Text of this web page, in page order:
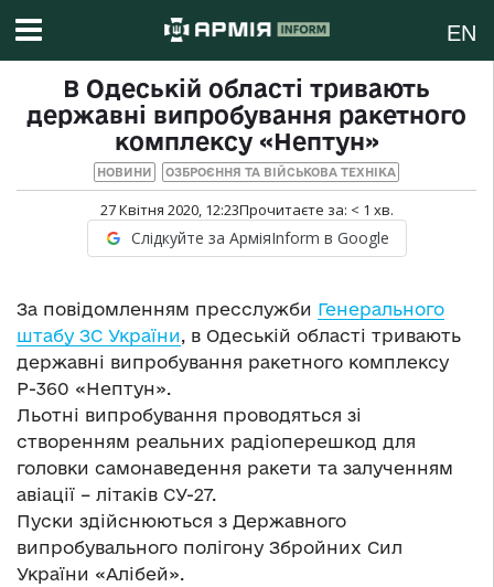
EN
В Одеській області тривають
державні випробування ракетного
комплексу «Нептун»
НОВИНИ ОЗБРОЄННЯ ТА ВІЙСЬКОВА ТЕХНІКА
27 Квітня 2020, 12:23Прочитаєте за: < 1 хв.
Слідкуйте за АрміяInform в Google
За повідомленням пресслужби Генерального
штабу ЗС України, в Одеській області тривають
державні випробування ракетного комплексу
Р-360 «Нептун».
Льотні випробування проводяться зі
створенням реальних радіоперешкод для
головки самонаведення ракети та залученням
авіації – літаків СУ-27.
Пуски здійснюються з Державного
випробувального полігону Збройних Сил
України «Алібей».